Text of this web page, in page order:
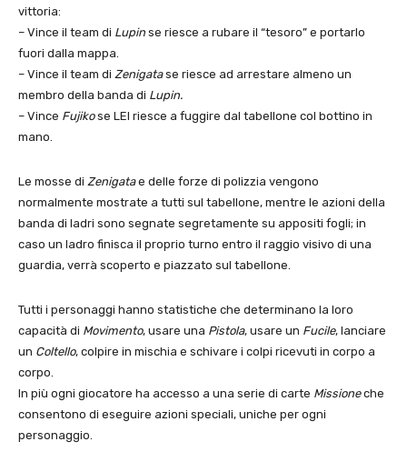
vittoria:
– Vince il team di Lupin se riesce a rubare il “tesoro” e portarlo
fuori dalla mappa.
– Vince il team di Zenigatase riesce ad arrestare almeno un
membro della banda di Lupin.
– Vince Fujikose LEI riesce a fuggire dal tabellone col bottino in
mano.
Le mosse di Zenigatae delle forze di polizzia vengono
normalmente mostrate a tutti sul tabellone, mentre le azioni della
banda di ladri sono segnate segretamente su appositi fogli; in
caso un ladro finisca il proprio turno entro il raggio visivo di una
guardia, verrà scoperto e piazzato sul tabellone.
Tutti i personaggi hanno statistiche che determinano la loro
capacità di Movimento, usare una Pistola, usare un Fucile, lanciare
un Coltello, colpire in mischia e schivare i colpi ricevuti in corpo a
corpo.
In più ogni giocatore ha accesso a una serie di carte Missioneche
consentono di eseguire azioni speciali, uniche per ogni
personaggio.